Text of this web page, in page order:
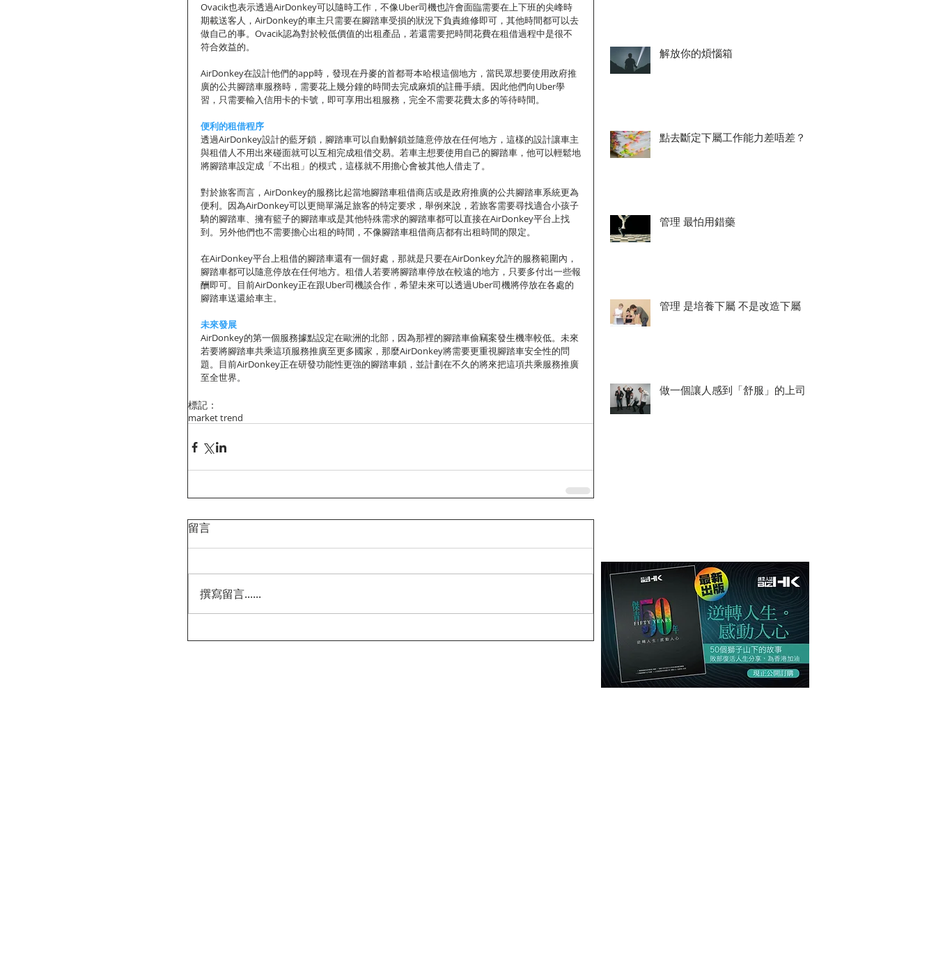
Ovacik也表示透過AirDonkey可以隨時工作，不像Uber司機也許會面臨需要在上下班的尖峰時
期載送客人，AirDonkey的車主只需要在腳踏車受損的狀況下負責維修即可，其他時間都可以去
做自己的事。Ovacik認為對於較低價值的出租產品，若還需要把時間花費在租借過程中是很不
符合效益的。
AirDonkey在設計他們的app時，發現在丹麥的首都哥本哈根這個地方，當民眾想要使用政府推
廣的公共腳踏車服務時，需要花上幾分鐘的時間去完成麻煩的註冊手續。因此他們向Uber學
習，只需要輸入信用卡的卡號，即可享用出租服務，完全不需要花費太多的等待時間。
便利的租借程序
透過AirDonkey設計的藍牙鎖，腳踏車可以自動解鎖並隨意停放在任何地方，這樣的設計讓車主
與租借人不用出來碰面就可以互相完成租借交易。若車主想要使用自己的腳踏車，他可以輕鬆地
將腳踏車設定成「不出租」的模式，這樣就不用擔心會被其他人借走了。
對於旅客而言，AirDonkey的服務比起當地腳踏車租借商店或是政府推廣的公共腳踏車系統更為
便利。因為AirDonkey可以更簡單滿足旅客的特定要求，舉例來說，若旅客需要尋找適合小孩子
騎的腳踏車、擁有籃子的腳踏車或是其他特殊需求的腳踏車都可以直接在AirDonkey平台上找
到。另外他們也不需要擔心出租的時間，不像腳踏車租借商店都有出租時間的限定。
在AirDonkey平台上租借的腳踏車還有一個好處，那就是只要在AirDonkey允許的服務範圍內，
腳踏車都可以隨意停放在任何地方。租借人若要將腳踏車停放在較遠的地方，只要多付出一些報
酬即可。目前AirDonkey正在跟Uber司機談合作，希望未來可以透過Uber司機將停放在各處的
腳踏車送還給車主。
未來發展
AirDonkey的第一個服務據點設定在歐洲的北部，因為那裡的腳踏車偷竊案發生機率較低。未來
若要將腳踏車共乘這項服務推廣至更多國家，那麼AirDonkey將需要更重視腳踏車安全性的問
題。目前AirDonkey正在研發功能性更強的腳踏車鎖，並計劃在不久的將來把這項共乘服務推廣
至全世界。
標記：
market trend
留言
撰寫留言......
解放你的煩惱箱
點去斷定下屬工作能力差唔差？
管理 最怕用錯藥
管理 是培養下屬 不是改造下屬
做一個讓人感到「舒服」的上司